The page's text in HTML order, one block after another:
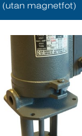
(utan magnetfot)